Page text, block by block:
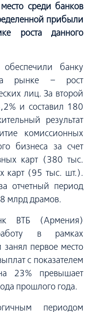
среди банков
прибыли
роста данного
банку
рынке − рост
лиц. За второй
и составил 180
результат
комиссионных
бизнеса за счет
карт (380 тыс.
карт (95 тыс. шт.).
отчетный период
млрд драмов.
ВТБ (Армения)
в рамках
занял первое место
с показателем
23% превышает
прошлого года.
периодом